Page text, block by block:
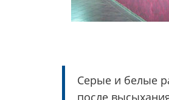
Серые и белые
после